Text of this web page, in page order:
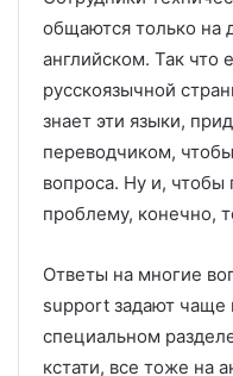
общаются только на
английском. Так что
русскоязычной
знает эти языки,
переводчиком,
вопроса. Ну и, чтобы
проблему, конечно,
Ответы на многие
support задают чаще
специальном
кстати, все тоже на